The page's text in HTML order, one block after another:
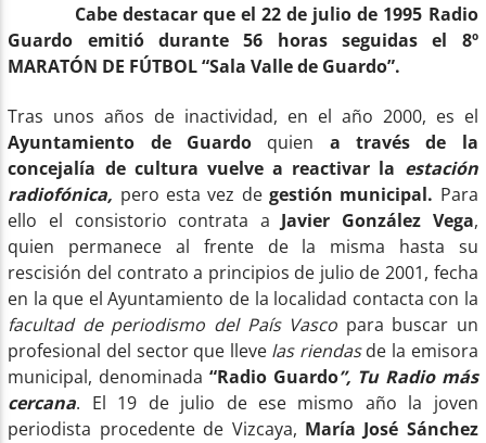
Cabe destacar que el 22 de julio de 1995 Radio
Guardo emitió durante 56 horas seguidas el 8º
MARATÓN DE FÚTBOL “Sala Valle de Guardo”.
Tras unos años de inactividad, en el año 2000, es el
Ayuntamiento de Guardo quien a través de la
concejalía de cultura vuelve a reactivar la estación
radiofónica, pero esta vez de gestión municipal. Para
ello el consistorio contrata a Javier González Vega,
quien permanece al frente de la misma hasta su
rescisión del contrato a principios de julio de 2001, fecha
en la que el Ayuntamiento de la localidad contacta con la
facultad de periodismo del País Vasco para buscar un
profesional del sector que lleve las riendasde la emisora
municipal, denominada “Radio Guardo”, Tu Radio más
cercana. El 19 de julio de ese mismo año la joven
periodista procedente de Vizcaya, María José Sánchez